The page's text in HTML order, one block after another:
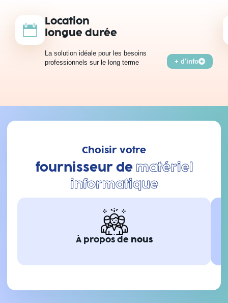
Location
longue durée
La solution idéale pour les besoins
professionnels sur le long terme
+ d'info
Choisir votre
fournisseur de matériel
informatique
À propos de nous